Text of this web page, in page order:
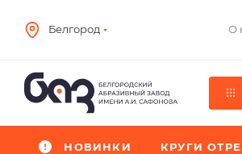
Белгород О
НОВИНКИ КРУГИ